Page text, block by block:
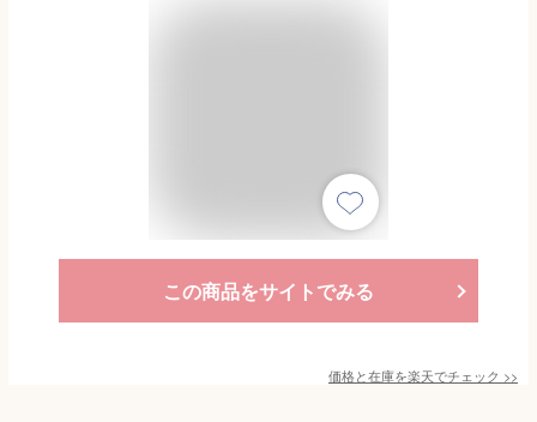
この商品をサイトでみる
価格と在庫を楽天でチェック >>